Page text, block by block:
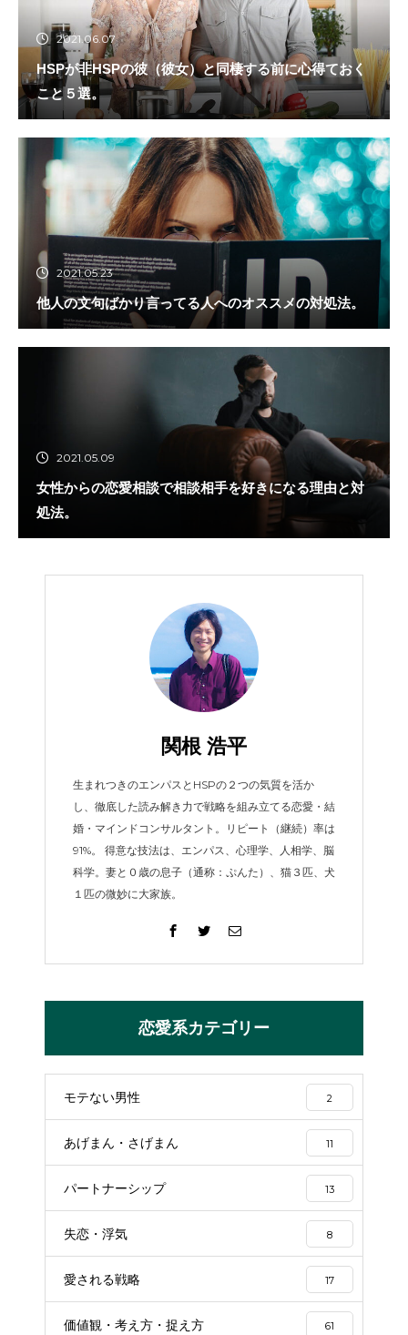
2021.06.07
HSPが非HSPの彼（彼女）と同棲する前に心得ておく
こと５選。
2021.05.23
他人の文句ばかり言ってる人へのオススメの対処法。
2021.05.09
女性からの恋愛相談で相談相手を好きになる理由と対
処法。
関根 浩平
生まれつきのエンパスとHSPの２つの気質を活か
し、徹底した読み解き力で戦略を組み立てる恋愛・結
婚・マインドコンサルタント。リピート（継続）率は
91%。 得意な技法は、エンパス、心理学、人相学、脳
科学。妻と０歳の息子（通称：ぷんた）、猫３匹、犬
１匹の微妙に大家族。
恋愛系カテゴリー
モテない男性 2
あげまん・さげまん 11
パートナーシップ 13
失恋・浮気 8
愛される戦略 17
価値観・考え方・捉え方 61